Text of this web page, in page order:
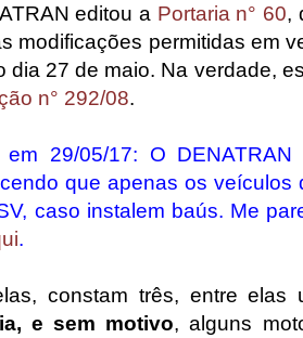
editou a Portaria n° 60,
modificações permitidas em
dia 27 de maio. Na verdade,
n° 292/08.
em 29/05/17: O
que apenas os veículos
caso instalem baús. Me
.
constam três, entre
e sem motivo, alguns